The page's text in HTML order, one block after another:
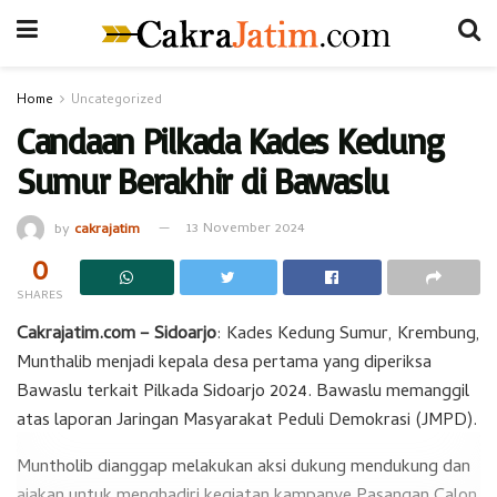
Home Uncategorized
Candaan Pilkada Kades Kedung
Sumur Berakhir di Bawaslu
by cakrajatim 13 November 2024
0
SHARES
Cakrajatim.com – Sidoarjo: Kades Kedung Sumur, Krembung,
Munthalib menjadi kepala desa pertama yang diperiksa
Bawaslu terkait Pilkada Sidoarjo 2024. Bawaslu memanggil
atas laporan Jaringan Masyarakat Peduli Demokrasi (JMPD).
Muntholib dianggap melakukan aksi dukung mendukung dan